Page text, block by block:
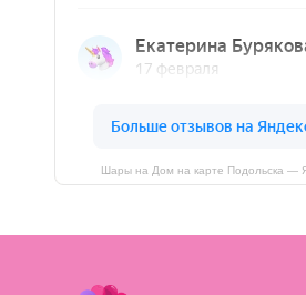
Шары на Дом на карте Подольска —